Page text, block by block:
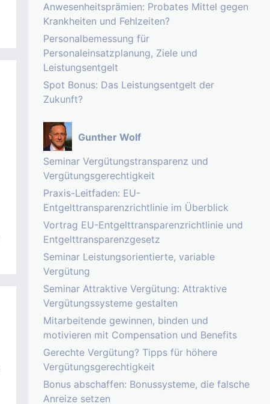
Anwesenheitsprämien: Probates Mittel gegen
Krankheiten und Fehlzeiten?
Personalbemessung für
Personaleinsatzplanung, Ziele und
Leistungsentgelt
Spot Bonus: Das Leistungsentgelt der
Zukunft?
Gunther Wolf
Seminar Vergütungstransparenz und
Vergütungsgerechtigkeit
Praxis-Leitfaden: EU-
Entgelttransparenzrichtlinie im Überblick
Vortrag EU-Entgelttransparenzrichtlinie und
Entgelttransparenzgesetz
Seminar Leistungsorientierte, variable
Vergütung
Seminar Attraktive Vergütung: Attraktive
Vergütungssysteme gestalten
Mitarbeitende gewinnen, binden und
motivieren mit Compensation und Benefits
Gerechte Vergütung? Tipps für höhere
Vergütungsgerechtigkeit
Bonus abschaffen: Bonussysteme, die falsche
Anreize setzen